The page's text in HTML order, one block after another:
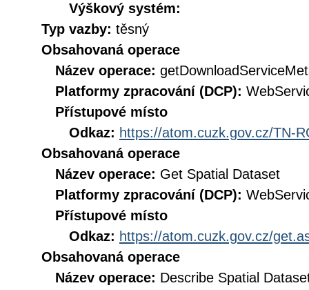
Výškový systém:
Typ vazby: těsný
Obsahovaná operace
Název operace:
Platformy zpracování (DCP):
Přístupové místo
Odkaz: https://atom.cuzk.gov.cz/TN-
Obsahovaná operace
Název operace: Get Spatial Dataset
Platformy zpracování (DCP):
Přístupové místo
Odkaz: https://atom.cuzk.gov.cz/
Obsahovaná operace
Název operace: Describe Spatial